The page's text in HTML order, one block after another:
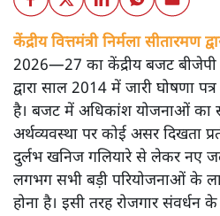
केंद्रीय वित्तमंत्री निर्मला सीतारमण
2026—27 का केंद्रीय बजट बीजेपी
द्वारा साल 2014 में जारी घोषणा
है। बजट में अधिकांश योजनाओं का
अर्थव्यवस्था पर कोई असर दिखता
दुर्लभ खनिज गलियारे से लेकर नए
लगभग सभी बड़ी परियोजनाओं के
होना है। इसी तरह रोजगार संवर्धन